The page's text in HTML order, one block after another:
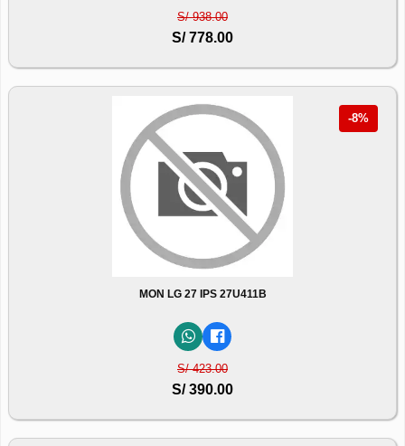
S/ 938.00
S/ 778.00
-8%
MON LG 27 IPS 27U411B
S/ 423.00
S/ 390.00